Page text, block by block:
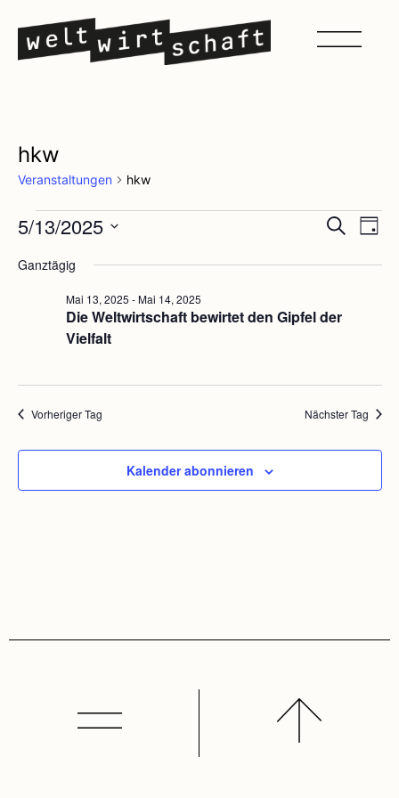
hkw
Veranstaltungen hkw
SucheTag
5/13/2025
wählen.
Ganztägig
Die Weltwirtschaft bewirtet den Gipfel der
Vielfalt
Mai 13, 2025 -Mai 14, 2025
Vorheriger Tag Nächster Tag
Kalender abonnieren